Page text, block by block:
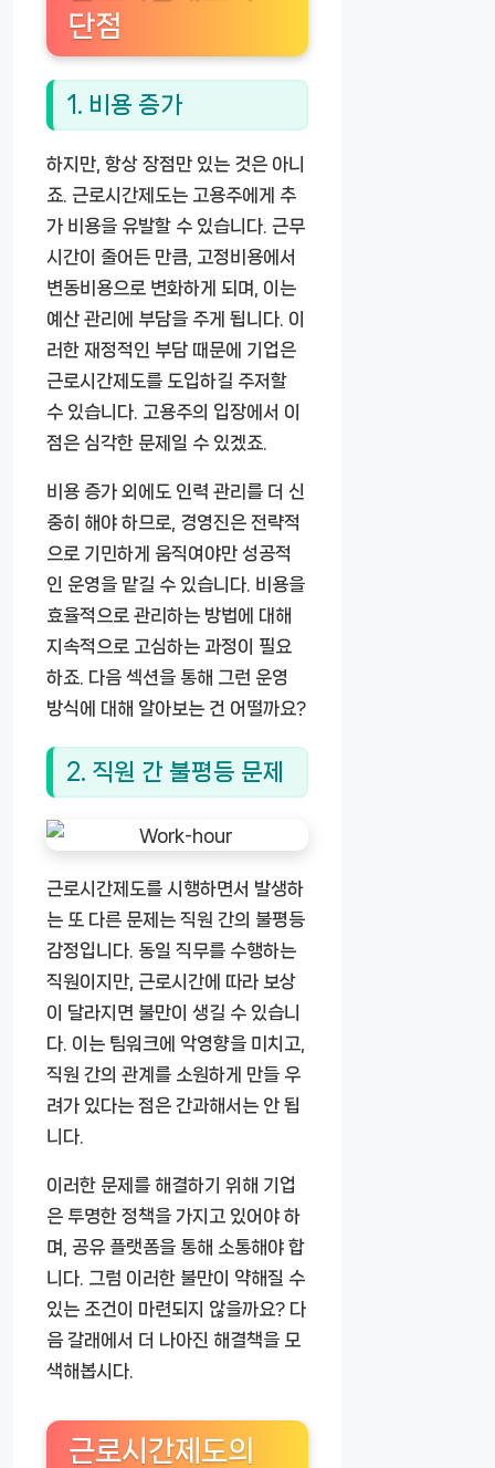
단점
1. 비용 증가
하지만, 항상 장점만 있는 것은 아니
죠. 근로시간제도는 고용주에게 추
가 비용을 유발할 수 있습니다. 근무
시간이 줄어든 만큼, 고정비용에서
변동비용으로 변화하게 되며, 이는
예산 관리에 부담을 주게 됩니다. 이
러한 재정적인 부담 때문에 기업은
근로시간제도를 도입하길 주저할
수 있습니다. 고용주의 입장에서 이
점은 심각한 문제일 수 있겠죠.
비용 증가 외에도 인력 관리를 더 신
중히 해야 하므로, 경영진은 전략적
으로 기민하게 움직여야만 성공적
인 운영을 맡길 수 있습니다. 비용을
효율적으로 관리하는 방법에 대해
지속적으로 고심하는 과정이 필요
하죠. 다음 섹션을 통해 그런 운영
방식에 대해 알아보는 건 어떨까요?
2. 직원 간 불평등 문제
근로시간제도를 시행하면서 발생하
는 또 다른 문제는 직원 간의 불평등
감정입니다. 동일 직무를 수행하는
직원이지만, 근로시간에 따라 보상
이 달라지면 불만이 생길 수 있습니
다. 이는 팀워크에 악영향을 미치고,
직원 간의 관계를 소원하게 만들 우
려가 있다는 점은 간과해서는 안 됩
니다.
이러한 문제를 해결하기 위해 기업
은 투명한 정책을 가지고 있어야 하
며, 공유 플랫폼을 통해 소통해야 합
니다. 그럼 이러한 불만이 약해질 수
있는 조건이 마련되지 않을까요? 다
음 갈래에서 더 나아진 해결책을 모
색해봅시다.
근로시간제도의